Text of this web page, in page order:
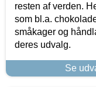
resten af verden.
som bl.a.
småkager og
deres udvalg.
Se